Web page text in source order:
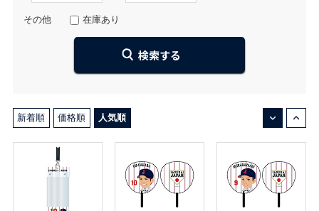
その他 在庫あり
新着順 価格順 人気順